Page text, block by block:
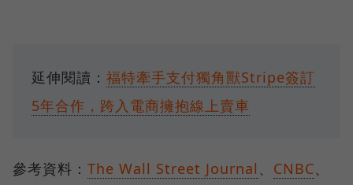
延伸閱讀： 福特牽手支付獨角獸Stripe簽訂
5年合作，跨入電商擁抱線上賣車
參考資料： The Wall Street Journal 、 CNBC、